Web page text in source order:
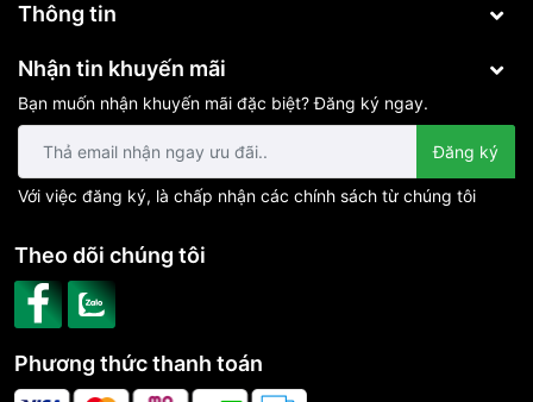
Thông tin
Nhận tin khuyến mãi
Bạn muốn nhận khuyến mãi đặc biệt? Đăng ký ngay.
Đăng ký
Với việc đăng ký, là chấp nhận các chính sách từ chúng tôi
Phương thức thanh toán
Theo dõi chúng tôi